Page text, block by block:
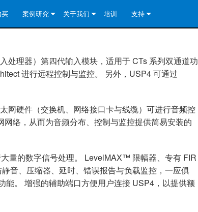
DA 系列
Network Series
Series- Analog
Analog Series
DA 系列
DA 系列
案例研究 关于我们
质量保证
专利技术
培训 支持
全天候帮助中心
顾问门户
资料下载
产品登记
售后服务
理器）第四代输入模块，适用于 CTs 系列双通道功
进行远程控制与监控。 另外，USP4 可通过
网硬件（交换机、网络接口卡与线缆）可进行音频控
络，从而为音频分布、控制与监控提供简易安装的
量的数字信号处理。 LevelMAX™ 限幅器、专有 FIR
音、压缩器、延时、错误报告与负载监控，一应俱
。 增强的辅助端口方便用户连接 USP4，以提供额